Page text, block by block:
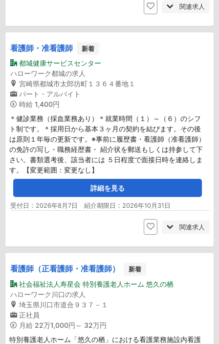
関連求人
看護師・准看護師 新着
都城健康サービスセンター
ハローワーク都城の求人
宮崎県都城市太郎坊町１３６４番地１
パート・アルバイト
時給 1,400円
＊健診業務（採血業務あり）＊就業時間（１）～（６）のシフ
ト制です。＊採用日から基本３ヶ月の契約を結びます。その後
は原則１年毎の更新です。※事前に履歴書・看護師（准看護師）
の免許の写し・職務経歴書・ 紹介状を郵送もしくは持参して下
さい。書類選考後、該当者には ５日程度で面接日時を連絡しま
す。【変更範囲：変更なし】
詳細を見る
受付日：2026年8月7日 紹介期限日：2026年10月31日
関連求人
看護師（正看護師・准看護師） 新着
社会福祉法人寿星会 特別養護老人ホーム 悠久の栖
ハローワーク川口の求人
埼玉県川口市道合９３７－１
正社員
月給 22万1,000円～ 32万円
特別養護老人ホーム「悠久の栖」における看護業務施設内看護